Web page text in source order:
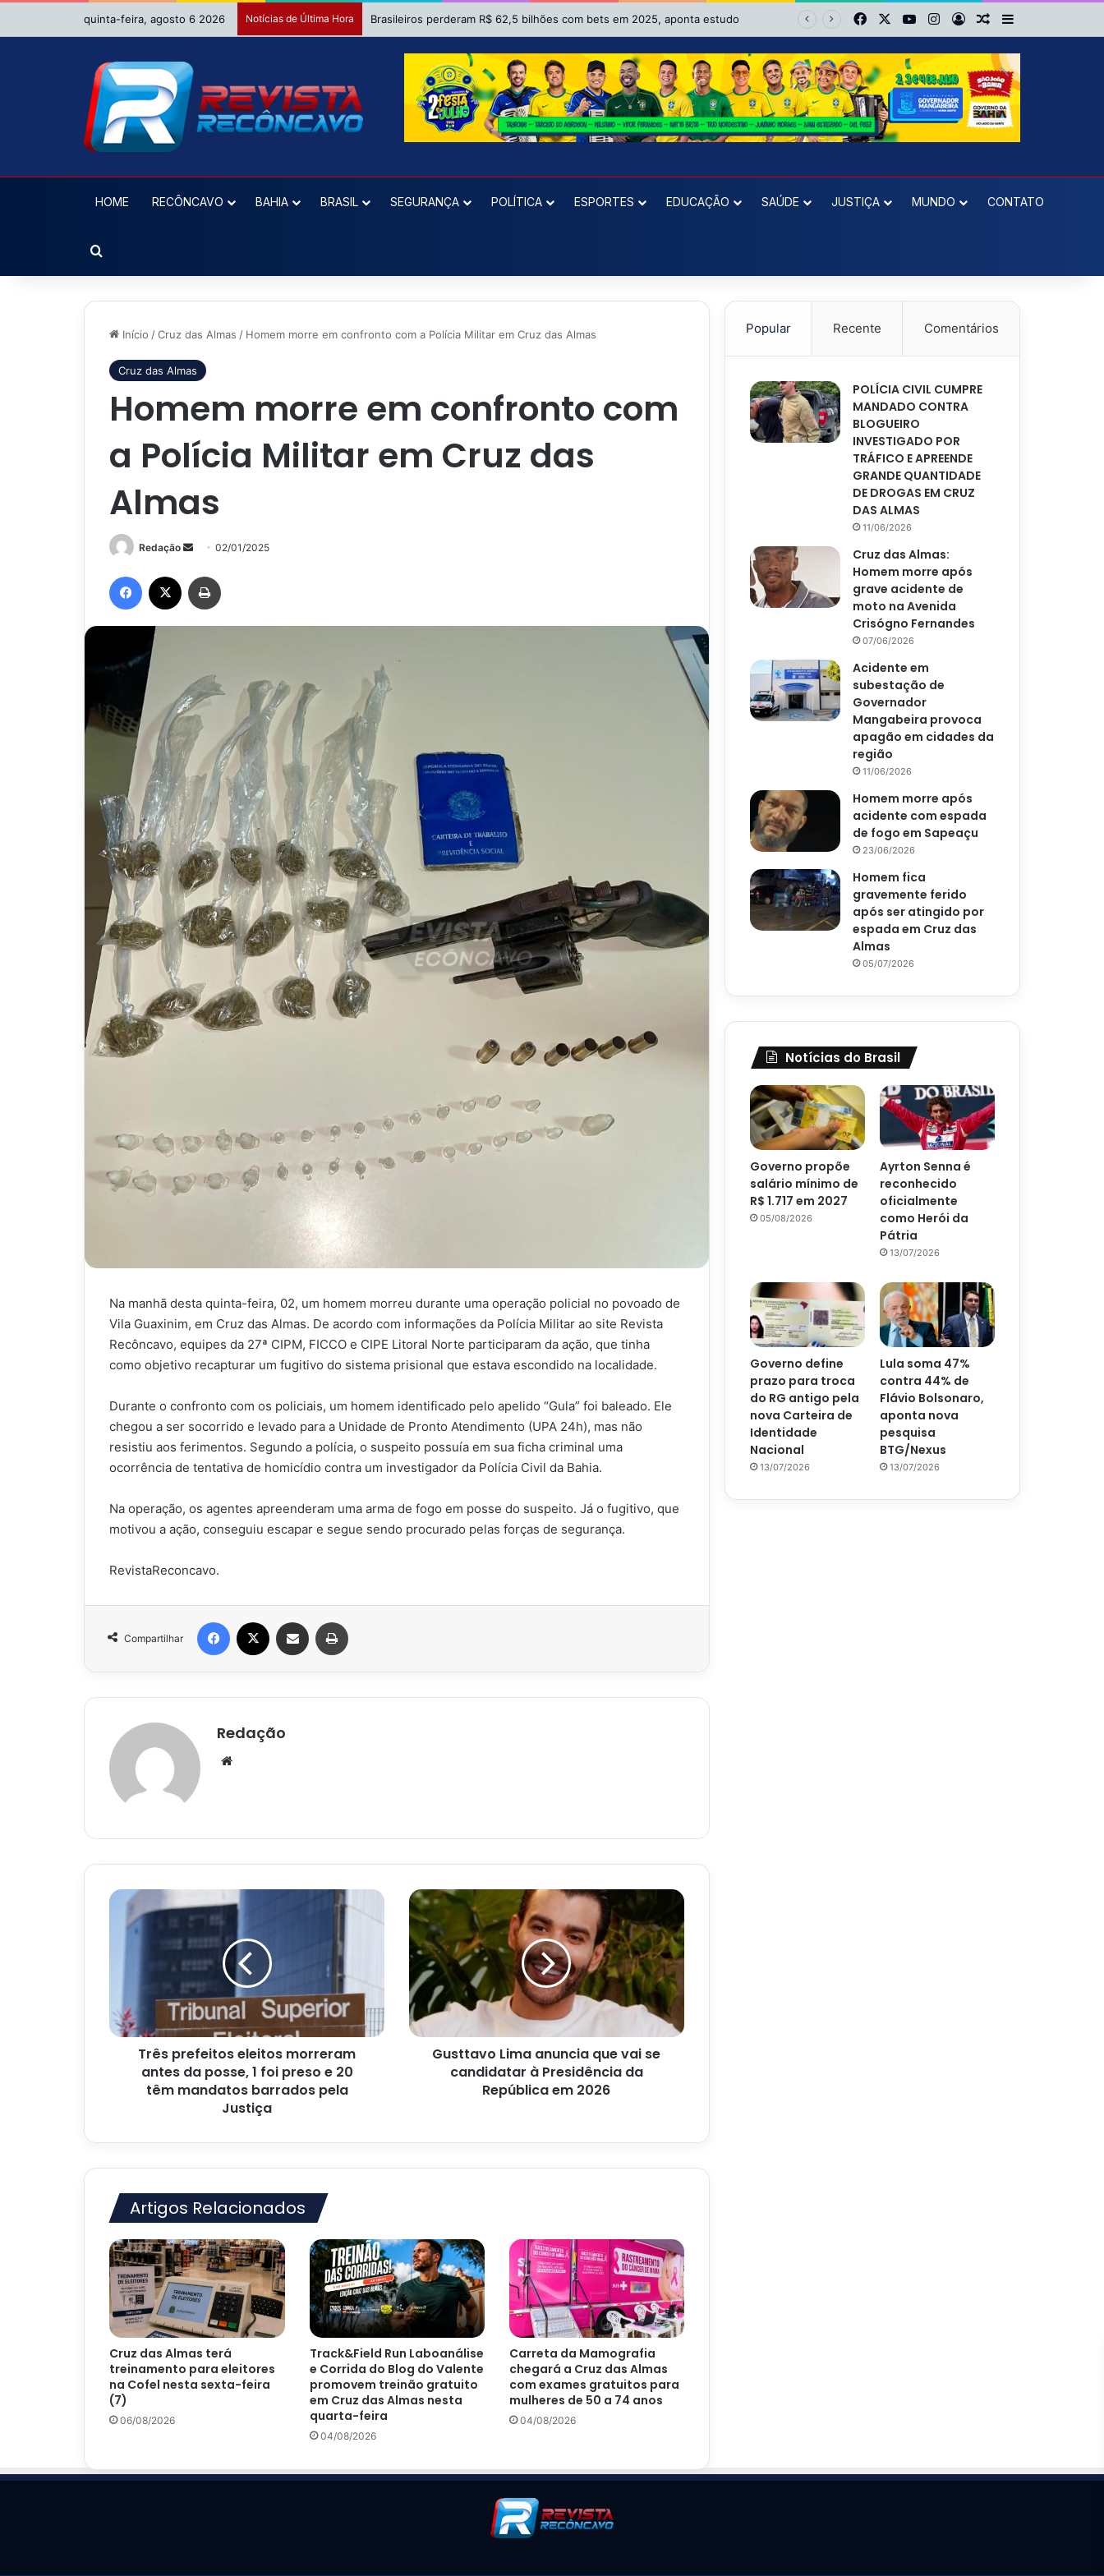
quinta-feira, agosto 6 2026 Notícias de Última Hora Homem é preso em flagrante por lesão corporal contra a mulher em São Felipe FacebookYouTubeInstagram
EntrarArtigo aleatório
Barra Lateral
HOME RECÔNCAVO BAHIA BRASIL SEGURANÇA POLÍTICA ESPORTES EDUCAÇÃO SAÚDE JUSTIÇA MUNDO CONTATO
Procurar por
Início / Cruz das Almas / Homem morre em confronto com a Polícia Militar em Cruz das Almas
Cruz das Almas
Homem morre em confronto com
a Polícia Militar em Cruz das
Almas
Redação
Mande
e-
mail
02/01/2025
Facebook
Na manhã desta quinta-feira, 02, um homem morreu durante uma operação policial no povoado de
Vila Guaxinim, em Cruz das Almas. De acordo com informações da Polícia Militar ao site Revista
Recôncavo, equipes da 27ª CIPM, FICCO e CIPE Litoral Norte participaram da ação, que tinha
como objetivo recapturar um fugitivo do sistema prisional que estava escondido na localidade.
Durante o confronto com os policiais, um homem identificado pelo apelido “Gula” foi baleado. Ele
chegou a ser socorrido e levado para a Unidade de Pronto Atendimento (UPA 24h), mas não
resistiu aos ferimentos. Segundo a polícia, o suspeito possuía em sua ficha criminal uma
ocorrência de tentativa de homicídio contra um investigador da Polícia Civil da Bahia.
Na operação, os agentes apreenderam uma arma de fogo em posse do suspeito. Já o fugitivo, que
motivou a ação, conseguiu escapar e segue sendo procurado pelas forças de segurança.
RevistaReconcavo.
Compartilhar
Facebook Compartilhar via e-mail
Redação
Três
prefeitos
eleitos
1
foi
Justiça
Três prefeitos eleitos morreram
antes da posse, 1 foi preso e 20
têm mandatos barrados pela
Justiça
Gusttavo
Lima
anuncia
que
vai
se
candidatar
à
Presidência
República
Gusttavo Lima anuncia que vai se
candidatar à Presidência da
República em 2026
Artigos Relacionados
Cruz das Almas terá
treinamento para eleitores
na Cofel nesta sexta-feira
(7)
06/08/2026
Track&Field Run Laboanálise
e Corrida do Blog do Valente
promovem treinão gratuito
em Cruz das Almas nesta
quarta-feira
04/08/2026
Carreta da Mamografia
chegará a Cruz das Almas
com exames gratuitos para
mulheres de 50 a 74 anos
04/08/2026
Popular Recente Comentários
POLÍCIA CIVIL CUMPRE
MANDADO CONTRA
BLOGUEIRO
INVESTIGADO POR
TRÁFICO E APREENDE
GRANDE QUANTIDADE
DE DROGAS EM CRUZ
DAS ALMAS
11/06/2026
Cruz das Almas:
Homem morre após
grave acidente de
moto na Avenida
Crisógno Fernandes
07/06/2026
Acidente em
subestação de
Governador
Mangabeira provoca
apagão em cidades da
região
11/06/2026
Homem morre após
acidente com espada
de fogo em Sapeaçu
23/06/2026
Homem fica
gravemente ferido
após ser atingido por
espada em Cruz das
Almas
05/07/2026
Notícias do Brasil
Governo propõe
salário mínimo de
R$ 1.717 em 2027
05/08/2026
Ayrton Senna é
reconhecido
oficialmente
como Herói da
Pátria
13/07/2026
Governo define
prazo para troca
do RG antigo pela
nova Carteira de
Identidade
Nacional
13/07/2026
Lula soma 47%
contra 44% de
Flávio Bolsonaro,
aponta nova
pesquisa
BTG/Nexus
13/07/2026